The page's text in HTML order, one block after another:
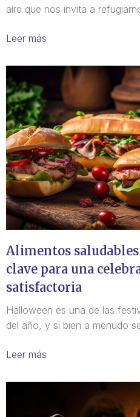
aire que nos invita a
Leer más
Alimentos
clave para una
satisfactoria
Halloween es una de las
del año, y si bien a menudo
Leer más